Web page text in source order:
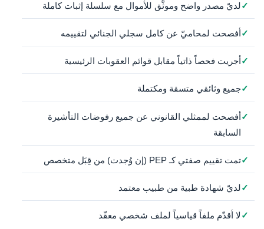
لديّ مصدر واضح وموثَّق للأموال مع سلسلة إثبات كاملة
أفصحت لمحاميّ عن كامل سجلي الجنائي لتقييمه
أجريت فحصاً ذاتياً مقابل قوائم العقوبات الرئيسية
جميع وثائقي متسقة ومكتملة
أفصحت لممثلي القانوني عن جميع رفوضات التأشيرة
السابقة
تمت تقييم صفتي كـ PEP (إن وُجدت) من قِبَل متخصص
لديّ شهادة طبية من طبيب معتمد
لا أقدّم ملفاً قياسياً لملف شخصي معقّد